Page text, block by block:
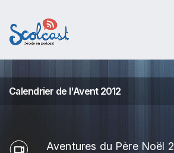
Calendrier de l'Avent 2012
Aventures du Père Noël 2